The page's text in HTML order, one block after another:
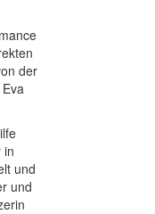
der
in
und
und